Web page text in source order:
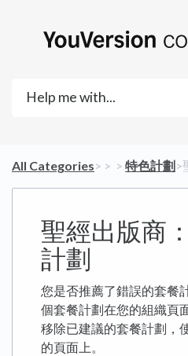
All Categories​>​ ​ > ​ ​ > ​ ​特色計劃​>​
聖經出版商
計劃
您是否推薦了錯誤的套餐
個套餐計劃在您的組織頁
移除已建議的套餐計劃，
的頁面上。